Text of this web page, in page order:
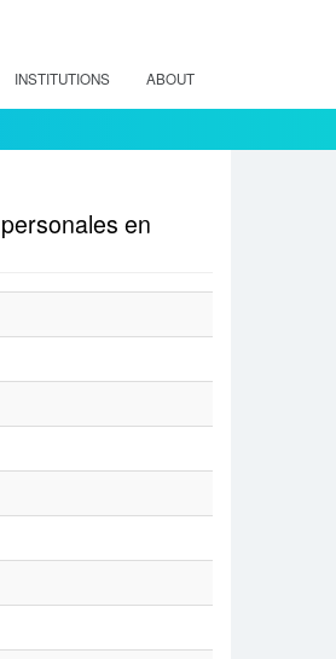
INSTITUTIONS ABOUT
en